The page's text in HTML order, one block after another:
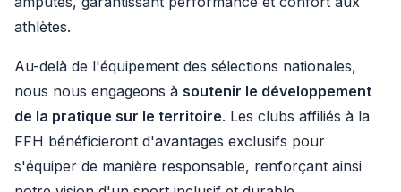
athlètes.
Au-delà de l'équipement des sélections nationales,
nous nous engageons à soutenir le développement
de la pratique sur le territoire. Les clubs affiliés à la
FFH bénéficieront d'avantages exclusifs pour
s'équiper de manière responsable, renforçant ainsi